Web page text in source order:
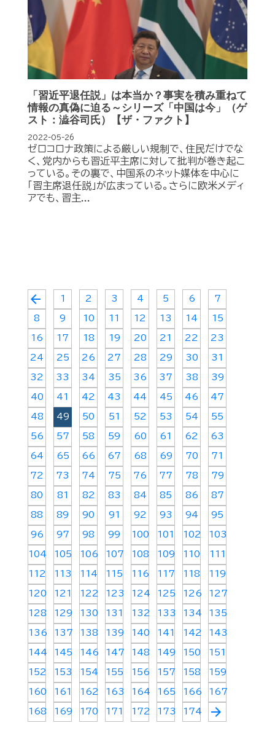
「習近平退任説」は本当か？事実を積み重ねて
情報の真偽に迫る～シリーズ「中国は今」（ゲ
スト：澁谷司氏）【ザ・ファクト】
2022-05-26
ゼロコロナ政策による厳しい規制で、住民だけでな
く、党内からも習近平主席に対して批判が巻き起こ
っている。その裏で、中国系のネット媒体を中心に
「習主席退任説」が広まっている。さらに欧米メディ
アでも、習主...
arrow_back 1 2 3 4 5 6 7
8 9 10 11 12 13 14 15
16 17 18 19 20 21 22 23
24 25 26 27 28 29 30 31
32 33 34 35 36 37 38 39
40 41 42 43 44 45 46 47
48 49 50 51 52 53 54 55
56 57 58 59 60 61 62 63
64 65 66 67 68 69 70 71
72 73 74 75 76 77 78 79
80 81 82 83 84 85 86 87
88 89 90 91 92 93 94 95
96 97 98 99 100 101 102 103
104 105 106 107 108 109 110 111
112 113 114 115 116 117 118 119
120 121 122 123 124 125 126 127
128 129 130 131 132 133 134 135
136 137 138 139 140 141 142 143
144 145 146 147 148 149 150 151
152 153 154 155 156 157 158 159
160 161 162 163 164 165 166 167
168 169 170 171 172 173 174 arrow_forward